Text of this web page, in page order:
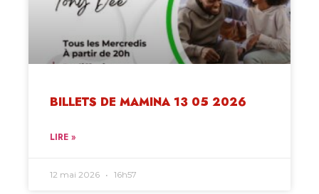
BILLETS DE MAMINA 13 05 2026
LIRE »
12 mai 2026 16h57